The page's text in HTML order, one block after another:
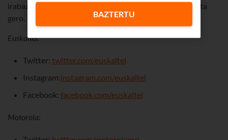
irabazlea, baldintza guztiak betetzen dituela egiaztatu eta
gero.
Euskaltel:
Twitter: twitter.com/euskaltel
Instagram:instagram.com/euskaltel
Facebook: facebook.com/euskaltel
Motorola:
BAZTERTU